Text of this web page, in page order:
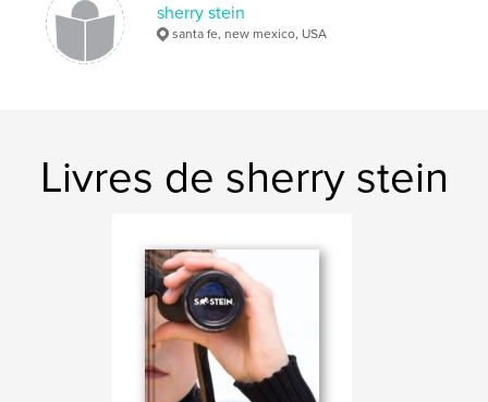
sherry stein
santa fe, new mexico, USA
Livres de sherry stein